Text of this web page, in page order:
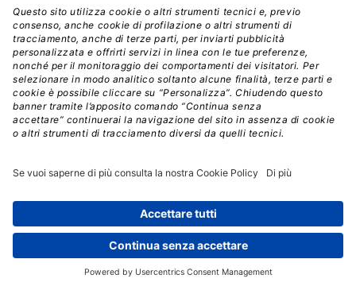
Esplora il gruppo
Edra Edizioni
Edizioni LSWR
LSWR Group
Mixer è un prodotto del network Edra Edizioni. Direzione, amministrazione,
redazione, pubblicità | © Copyright 2026 – Tutti i diritti riservati | Partita IVA e C.F.
14392510963